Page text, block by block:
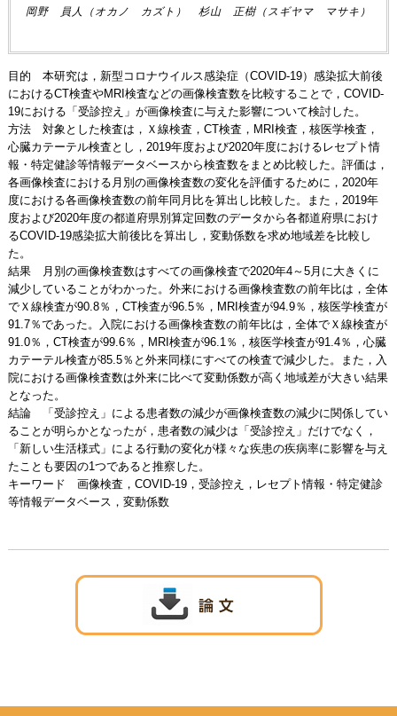
岡野 員人（オカノ カズト） 杉山 正樹（スギヤマ マサキ）
目的 本研究は，新型コロナウイルス感染症（COVID-19）感染拡大前後
におけるCT検査やMRI検査などの画像検査数を比較することで，COVID-
19における「受診控え」が画像検査に与えた影響について検討した。
方法 対象とした検査は，Ｘ線検査，CT検査，MRI検査，核医学検査，
心臓カテーテル検査とし，2019年度および2020年度におけるレセプト情
報・特定健診等情報データベースから検査数をまとめ比較した。評価は，
各画像検査における月別の画像検査数の変化を評価するために，2020年
度における各画像検査数の前年同月比を算出し比較した。また，2019年
度および2020年度の都道府県別算定回数のデータから各都道府県におけ
るCOVID-19感染拡大前後比を算出し，変動係数を求め地域差を比較し
た。
結果 月別の画像検査数はすべての画像検査で2020年4～5月に大きくに
減少していることがわかった。外来における画像検査数の前年比は，全体
でＸ線検査が90.8％，CT検査が96.5％，MRI検査が94.9％，核医学検査が
91.7％であった。入院における画像検査数の前年比は，全体でＸ線検査が
91.0％，CT検査が99.6％，MRI検査が96.1％，核医学検査が91.4％，心臓
カテーテル検査が85.5％と外来同様にすべての検査で減少した。また，入
院における画像検査数は外来に比べて変動係数が高く地域差が大きい結果
となった。
結論 「受診控え」による患者数の減少が画像検査数の減少に関係してい
ることが明らかとなったが，患者数の減少は「受診控え」だけでなく，
「新しい生活様式」による行動の変化が様々な疾患の疾病率に影響を与え
たことも要因の1つであると推察した。
キーワード 画像検査，COVID-19，受診控え，レセプト情報・特定健診
等情報データベース，変動係数